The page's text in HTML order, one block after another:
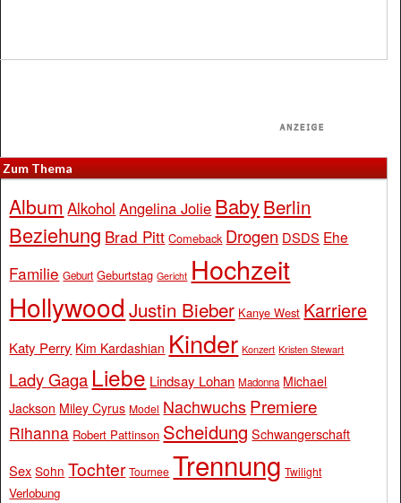
Zum Thema
Album Alkohol Angelina Jolie BabyBerlin
Beziehung Brad Pitt Comeback Drogen DSDS Ehe
Familie Geburt Geburtstag Gericht Hochzeit
Hollywood Justin Bieber Kanye West Karriere
Katy Perry Kim Kardashian Kinder Konzert Kristen Stewart
Lady Gaga Liebe Lindsay Lohan Madonna Michael
Jackson Miley Cyrus Model Nachwuchs Premiere
Rihanna Robert Pattinson Scheidung Schwangerschaft
Sex Sohn Tochter Tournee Trennung Twilight
Verlobung